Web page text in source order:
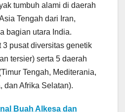
tumbuh alami di daerah
Tengah dari Iran,
bagian utara India.
3 pusat diversitas genetik
tersier) serta 5 daerah
Tengah, Mediterania,
dan Afrika Selatan).
Buah Alkesa dan